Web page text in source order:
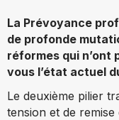
La Prévoyance
de profonde
réformes qui n’ont
vous l’état actuel
Le deuxième pilier
tension et de